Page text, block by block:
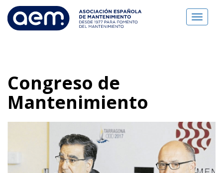
Toggle
Congreso de
Mantenimiento